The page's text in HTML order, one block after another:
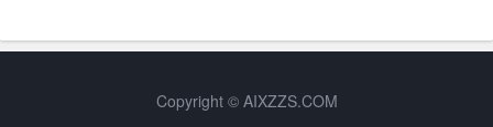
梦，不负韶华。
在此新春佳节之际，愿所有企业都能乘风破浪，再创辉
Copyright © AIXZZS.COM